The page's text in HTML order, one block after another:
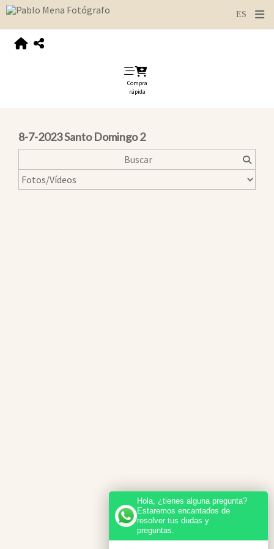
Compra
rápida
8-7-2023 Santo Domingo 2
Hola, ¿tienes alguna pregunta?
Estaremos encantados de
resolver tus dudas y
preguntas.